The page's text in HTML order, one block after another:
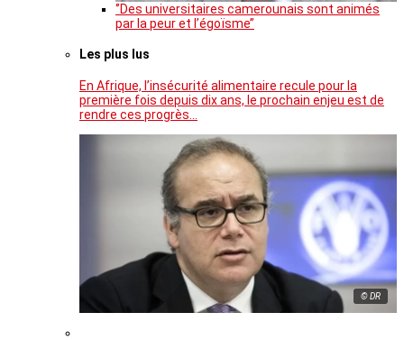
‘’Des universitaires camerounais sont animés
par la peur et l’égoïsme’’
Les plus lus
En Afrique, l’insécurité alimentaire recule pour la
première fois depuis dix ans, le prochain enjeu est de
rendre ces progrès…
© DR